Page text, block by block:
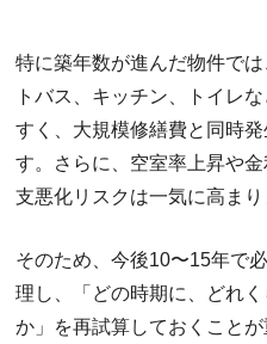
特に築年数が進んだ物件で
トバス、キッチン、トイレ
すく、大規模修繕費と同時
す。さらに、空室率上昇や
支悪化リスクは一気に高まり
そのため、今後10〜15年で
理し、「どの時期に、どれ
か」を再試算しておくこと